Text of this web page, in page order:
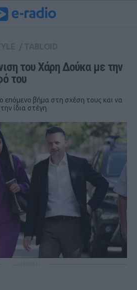
του Χάρη Δούκα με την
του
επόμενο βήμα στη σχέση τους και να
ίδια στέγη